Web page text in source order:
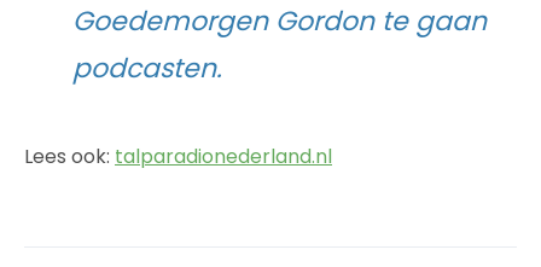
Goedemorgen Gordon te gaan
podcasten.
Lees ook: talparadionederland.nl